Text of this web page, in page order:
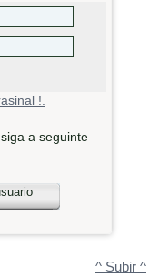
!.
a seguinte
^ Subir ^